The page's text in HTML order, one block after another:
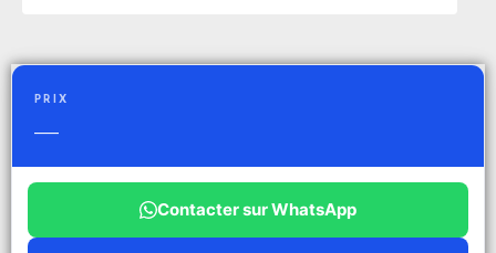
PRIX
—
Contacter sur WhatsApp